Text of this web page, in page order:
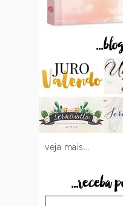
veja mais...
...receba